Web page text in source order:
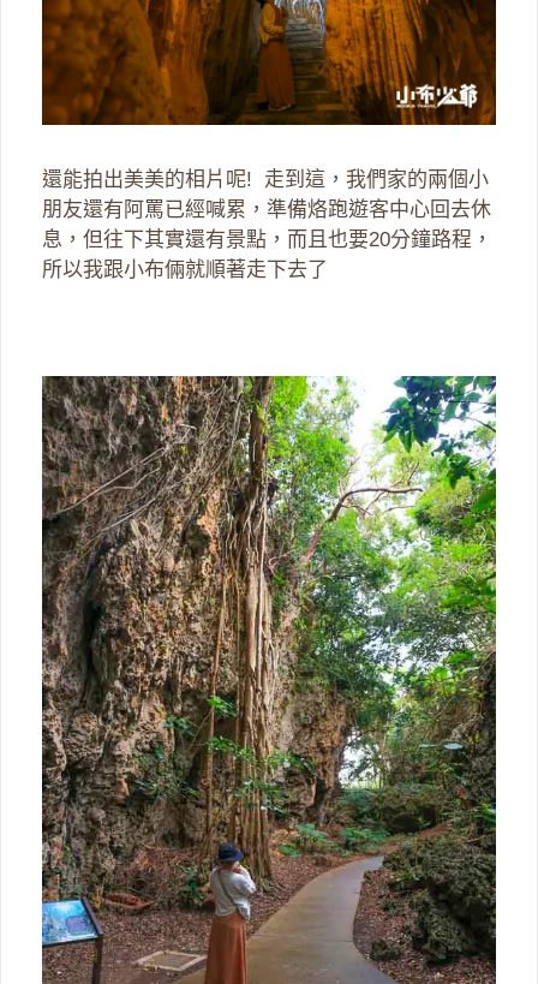
還能拍出美美的相片呢! 走到這，我們家的兩個小
朋友還有阿罵已經喊累，準備烙跑遊客中心回去休
息，但往下其實還有景點，而且也要20分鐘路程，
所以我跟小布倆就順著走下去了